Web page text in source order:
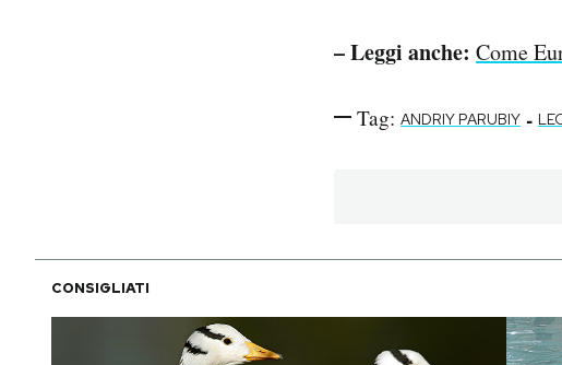
– Leggi anche: Come
Tag: ANDRIY PARUBIY -
CONSIGLIATI